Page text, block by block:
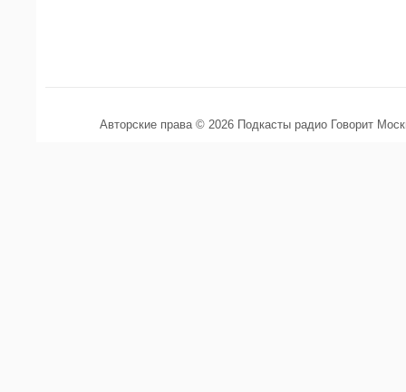
Авторские права © 2026 Подкасты радио Говорит